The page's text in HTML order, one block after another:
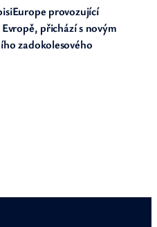
provozující
přichází s novým
zadokolesového